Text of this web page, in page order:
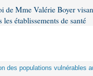
de Mme Valérie Boyer
établissements de santé
des populations vulnérables